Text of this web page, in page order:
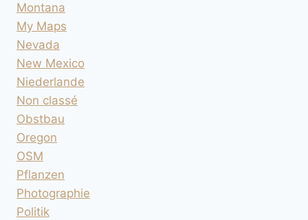
Montana
My Maps
Nevada
New Mexico
Niederlande
Non classé
Obstbau
Oregon
OSM
Pflanzen
Photographie
Politik